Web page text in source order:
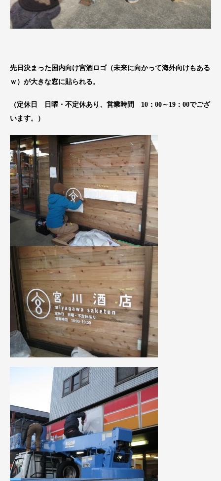
先日決まった国内向け宮酒ロゴ（未来に向かって海外向けもある
ｗ）が大きな窓に貼られる。
（定休日 日曜・不定休あり、営業時間 10：00～19：00でござ
います。）